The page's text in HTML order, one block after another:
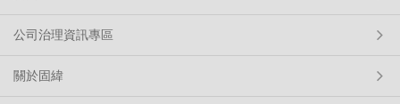
公司治理資訊專區
關於固緯